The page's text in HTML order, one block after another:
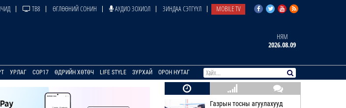
ТВ8 ӨГЛӨӨНИЙ СОНИН АУДИО ЗОХИОЛ ЗИНДАА СЭТГҮҮЛ MOBILE TV
НЯМ
2026.08.09
УРЛАГ COP17 ӨДРИЙН ХӨТӨЧ LIFE STYLE ЗУРХАЙ ОРОН НУТАГ
Газрын тосны агуулахууд